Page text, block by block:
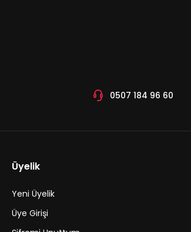
0507 184 96 60
Üyelik
Yeni Üyelik
Üye Girişi